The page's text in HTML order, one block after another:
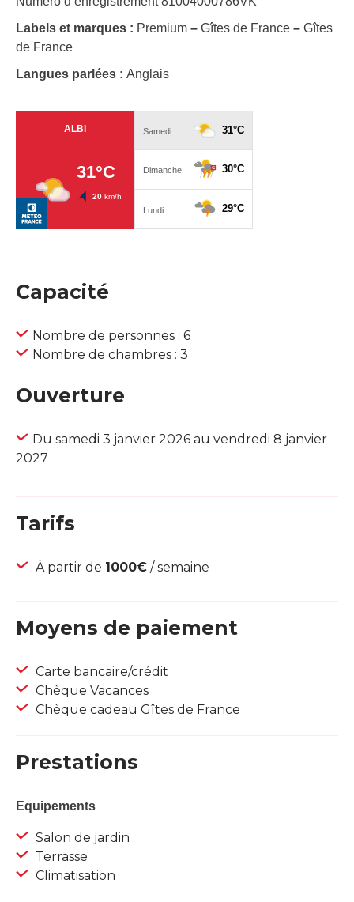
Labels et marques : Premium – Gîtes de France – Gîtes
de France
Langues parlées : Anglais
Capacité
Nombre de personnes : 6
Nombre de chambres : 3
Ouverture
Du samedi 3 janvier 2026 au vendredi 8 janvier
2027
Tarifs
À partir de 1000€ / semaine
Moyens de paiement
Carte bancaire/crédit
Chèque Vacances
Chèque cadeau Gîtes de France
Prestations
Equipements
Salon de jardin
Terrasse
Climatisation